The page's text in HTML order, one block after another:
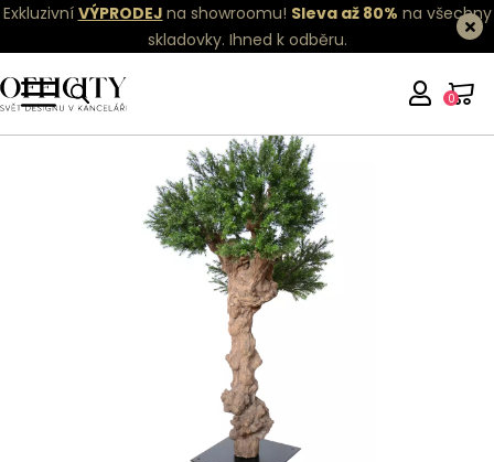
Exkluzivní VÝPRODEJ na showroomu! Sleva až 80% na všechny
skladovky. Ihned k odběru.
0